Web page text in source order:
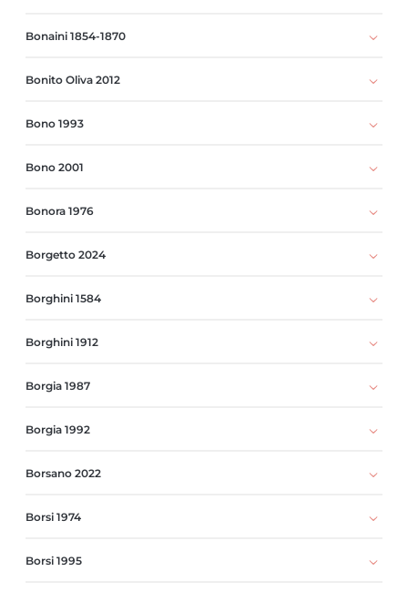
Bonaini 1854-1870
Bonito Oliva 2012
Bono 1993
Bono 2001
Bonora 1976
Borgetto 2024
Borghini 1584
Borghini 1912
Borgia 1987
Borgia 1992
Borsano 2022
Borsi 1974
Borsi 1995